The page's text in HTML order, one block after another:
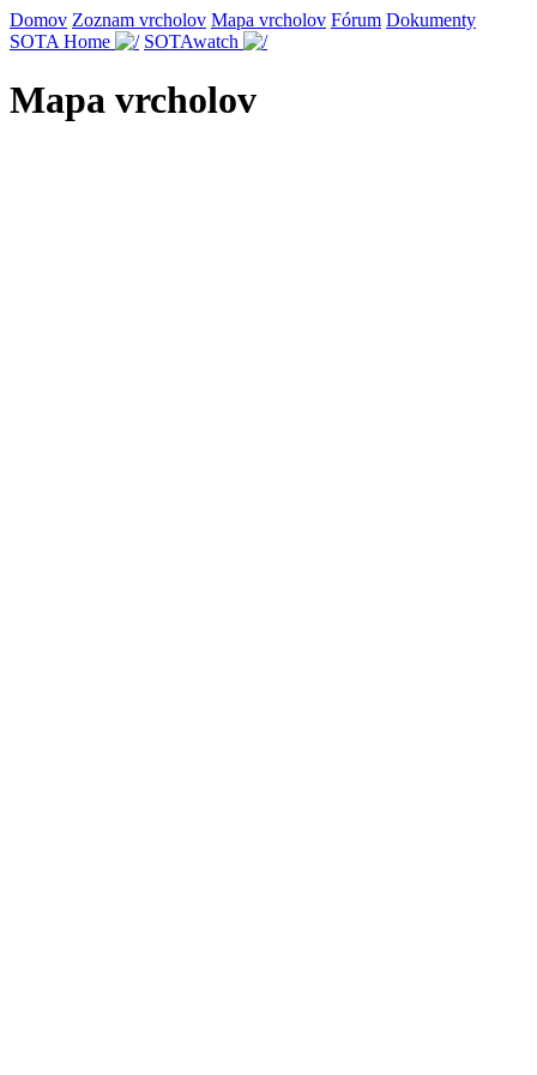
Domov Zoznam vrcholov Mapa vrcholov Fórum Dokumenty
SOTA Home
SOTAwatch
Mapa vrcholov